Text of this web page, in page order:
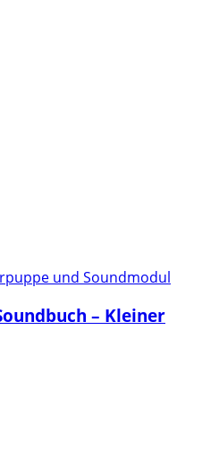
und Soundmodul
– Kleiner